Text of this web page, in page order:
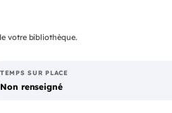
votre bibliothèque.
TEMPS SUR PLACE
Non renseigné